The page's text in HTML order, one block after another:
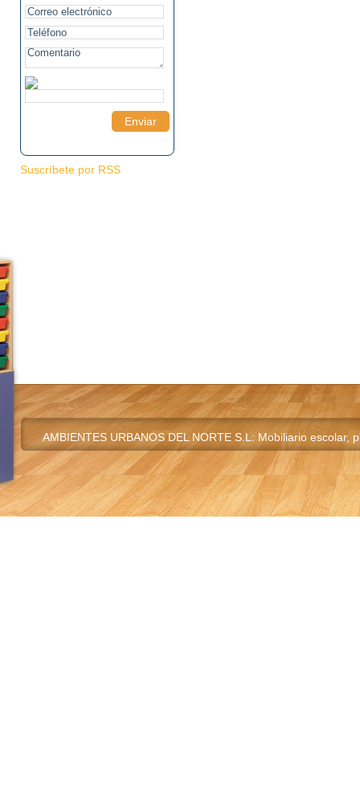
Suscríbete por RSS
AMBIENTES URBANOS DEL NORTE S.L: Mobiliario escolar,